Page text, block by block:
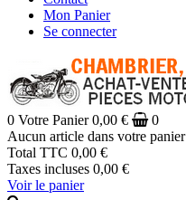
Mon Panier
Se connecter
0 Votre Panier 0,00 €
0
Aucun article dans votre panier
Total TTC 0,00 €
Taxes incluses 0,00 €
Voir le panier